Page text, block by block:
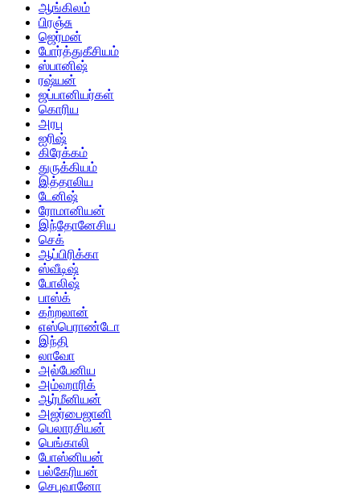
ஆங்கிலம்
பிரஞ்சு
ஜெர்மன்
போர்த்துகீசியம்
ஸ்பானிஷ்
ரஷ்யன்
ஜப்பானியர்கள்
கொரிய
அரபு
ஐரிஷ்
கிரேக்கம்
துருக்கியம்
இத்தாலிய
டேனிஷ்
ரோமானியன்
இந்தோனேசிய
செக்
ஆப்பிரிக்கா
ஸ்வீடிஷ்
போலிஷ்
பாஸ்க்
கற்றலான்
எஸ்பெராண்டோ
இந்தி
லாவோ
அல்பேனிய
அம்ஹாரிக்
ஆர்மீனியன்
அஜர்பைஜானி
பெலாரசியன்
பெங்காலி
போஸ்னியன்
பல்கேரியன்
செபுவானோ